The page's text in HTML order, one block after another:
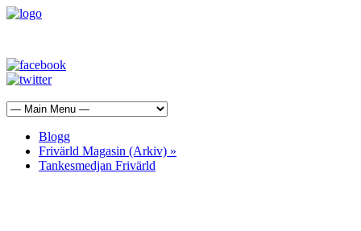
Blogg
Frivärld Magasin (Arkiv) »
Tankesmedjan Frivärld